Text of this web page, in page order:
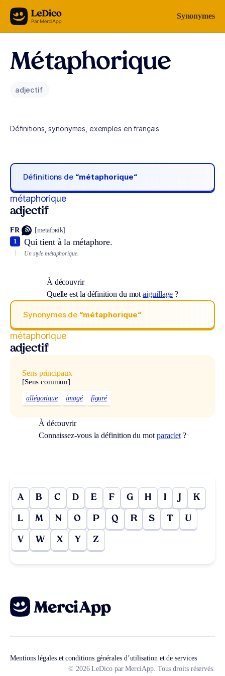
Aller au contenu Synonymes
Métaphorique
adjectif
Définitions, synonymes, exemples en français
Définitions de “métaphorique“
métaphorique
adjectif
FR [metafɔʀik]
Qui tient à la métaphore.
1
Un style métaphorique.
À découvrir
Quelle est la définition du motaiguillage ?
Synonymes de “métaphorique“
métaphorique
adjectif
Sens principaux
[Sens commun]
allégorique imagé figuré
À découvrir
Connaissez-vous la définition du mot paraclet ?
A B C D E F G H I J K
L M N O P Q R S T U
V W X Y Z
Mentions légales et conditions générales d’utilisation et de services
© 2026 LeDico par MerciApp. Tous droits réservés.